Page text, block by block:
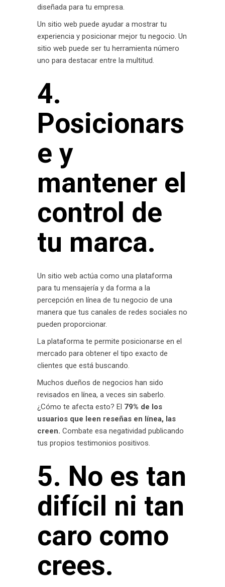
diseñada para tu empresa.
Un sitio web puede ayudar a mostrar tu
experiencia y posicionar mejor tu negocio. Un
sitio web puede ser tu herramienta número
uno para destacar entre la multitud.
4.
Posicionars
e y
mantener el
control de
tu marca.
Un sitio web actúa como una plataforma
para tu mensajería y da forma a la
percepción en línea de tu negocio de una
manera que tus canales de redes sociales no
pueden proporcionar.
La plataforma te permite posicionarse en el
mercado para obtener el tipo exacto de
clientes que está buscando.
Muchos dueños de negocios han sido
revisados en línea, a veces sin saberlo.
¿Cómo te afecta esto? El 79% de los
usuarios que leen reseñas en línea, las
creen. Combate esa negatividad publicando
tus propios testimonios positivos.
5. No es tan
difícil ni tan
caro como
crees.